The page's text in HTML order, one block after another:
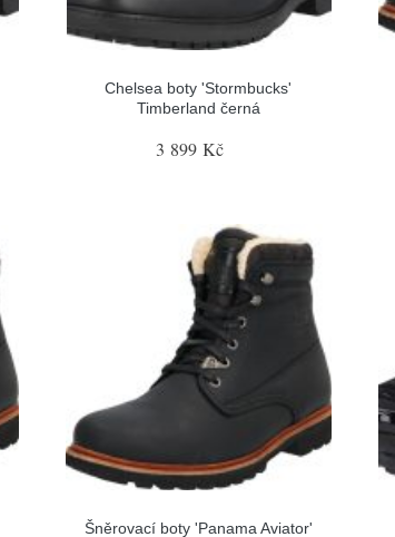
Chelsea boty 'Stormbucks'
Timberland černá
3 899 Kč
Šněrovací boty 'Panama Aviator'